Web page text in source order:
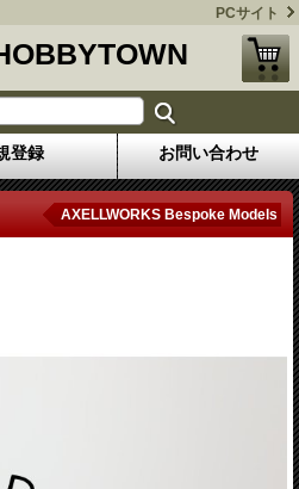
PCサイト
登録 お問い合わせ
AXELLWORKS Bespoke Models